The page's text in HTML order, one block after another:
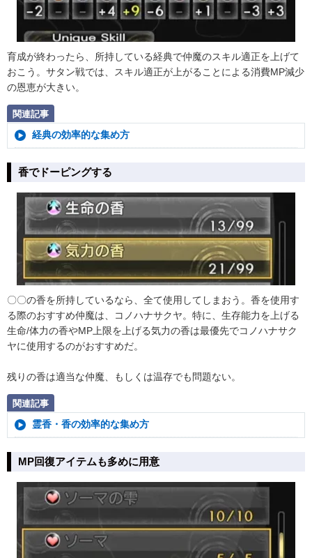
育成が終わったら、所持している経典で仲魔のスキル適正を上げて
おこう。サタン戦では、スキル適正が上がることによる消費MP減少
の恩恵が大きい。
関連記事
経典の効率的な集め方
香でドーピングする
〇〇の香を所持しているなら、全て使用してしまおう。香を使用す
る際のおすすめ仲魔は、コノハナサクヤ。特に、生存能力を上げる
生命/体力の香やMP上限を上げる気力の香は最優先でコノハナサク
ヤに使用するのがおすすめだ。
残りの香は適当な仲魔、もしくは温存でも問題ない。
関連記事
霊香・香の効率的な集め方
MP回復アイテムも多めに用意